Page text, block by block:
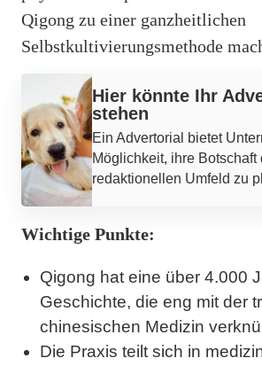
Qigong zu einer ganzheitlichen
Selbstkultivierungsmethode
Hier könnte Ihr
stehen
Ein Advertorial bietet
Möglichkeit, ihre Botschaft
redaktionellen Umfeld zu
Wichtige Punkte:
Qigong hat eine über 4.000
Geschichte, die eng mit der
chinesischen Medizin
Die Praxis teilt sich in